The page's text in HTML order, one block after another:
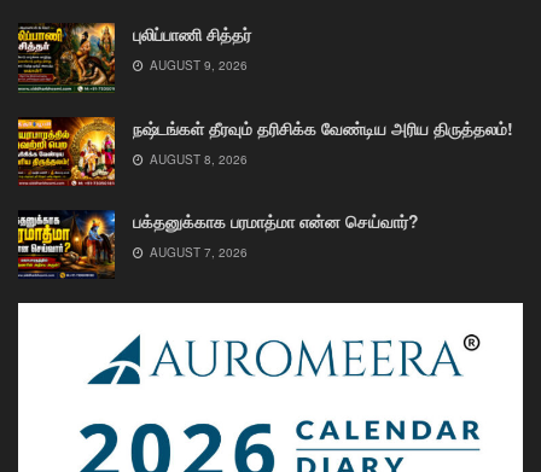
புலிப்பாணி சித்தர்
AUGUST 9, 2026
நஷ்டங்கள் தீரவும் தரிசிக்க வேண்டிய அரிய திருத்தலம்!
AUGUST 8, 2026
பக்தனுக்காக பரமாத்மா என்ன செய்வார்?
AUGUST 7, 2026